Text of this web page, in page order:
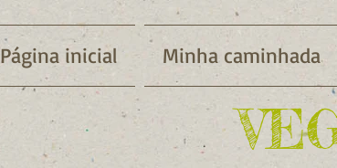
Página inicial Minha caminhada